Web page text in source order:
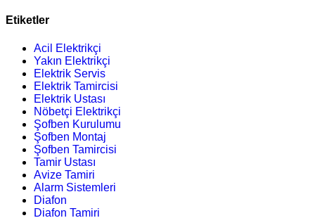
Etiketler
Acil Elektrikçi
Yakın Elektrikçi
Elektrik Servis
Elektrik Tamircisi
Elektrik Ustası
Nöbetçi Elektrikçi
Şofben Kurulumu
Şofben Montaj
Şofben Tamircisi
Tamir Ustası
Avize Tamiri
Alarm Sistemleri
Diafon
Diafon Tamiri